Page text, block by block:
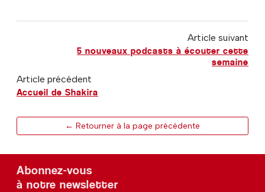
Article suivant
5 nouveaux podcasts à écouter cette
semaine
Article précédent
Accueil de Shakira
← Retourner à la page précédente
Abonnez-vous
à notre newsletter